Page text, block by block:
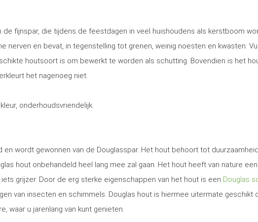
fijnspar, die tijdens de feestdagen in veel huishoudens als kerstboom
nerven en bevat, in tegenstelling tot grenen, weinig noesten en kwasten.
houtsoort is om bewerkt te worden als schutting. Bovendien is het
het nagenoeg niet.
onderhoudsvriendelijk.
wordt gewonnen van de Douglasspar. Het hout behoort tot
hout onbehandeld heel lang mee zal gaan. Het hout heeft van nature
grijzer. Door de erg sterke eigenschappen van het hout is een Douglas
van insecten en schimmels. Douglas hout is hiermee uitermate geschikt
waar u jarenlang van kunt genieten.